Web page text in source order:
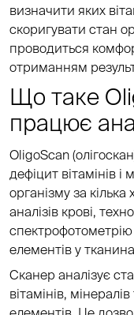
визначити яких
скоригувати стан
проводиться
отриманням
Що таке
працює
OligoScan
дефіцит вітамінів
організму за
аналізів крові,
елементів у
Сканер аналізує
вітамінів,